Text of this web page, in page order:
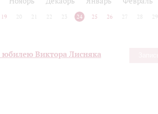
19 20 21 22 23 24 25 26 27 28 29
юбилею Виктора Лисняка